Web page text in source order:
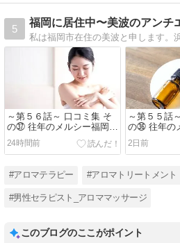
5
福岡に居住中〜美波のアンチ
～第５６話～ 口コミ集 そ
の㊲ 往年のメルシー福岡さ
んHPより
24時間前
～第５５話
の㊱ 往年の
んHPより
2日前
#アロマテラピー #アロマトリートメント
#男性セラピスト_アロママッサージ
このブログのここがポイント